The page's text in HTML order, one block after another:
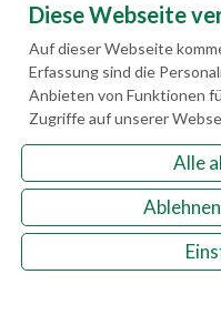
Familie Hedegger
+43(0)6463 7141
www.laemmerhof.at
Diese Webseite
Auf dieser Webseite
Erfassung sind die
Anbieten von Funktionen
Zugriffe auf unserer
Alle